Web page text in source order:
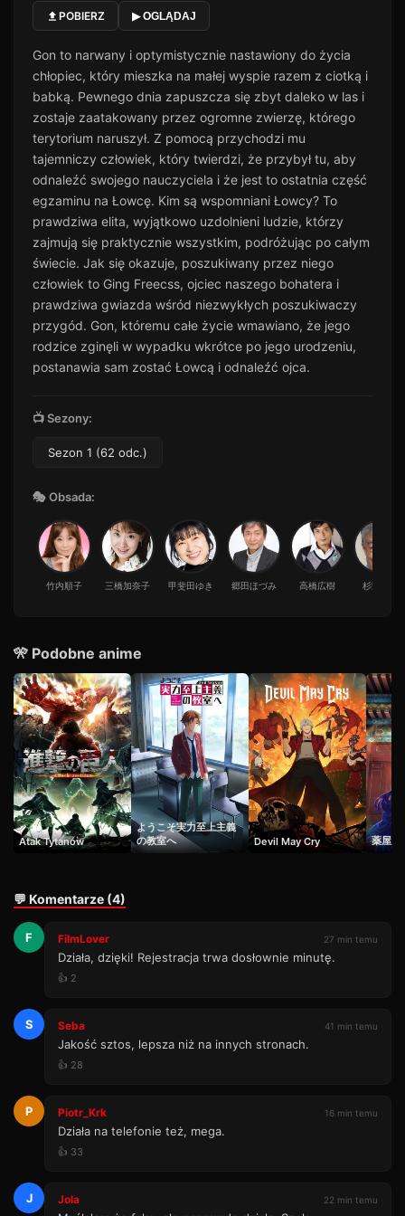
Odcinek 11
25 min · Sezon 1
12
30 min · Sezon 1
13 Odcinek 13
25 min · Sezon 1
14 Odcinek 14
39 min · Sezon 1
15
36 min · Sezon 1
16 Odcinek 16
38 min · Sezon 1
Odcinek 17
54 min · Sezon 1
18 Odcinek 18
40 min · Sezon 1
19
22 min · Sezon 1
Odcinek 20
21 Odcinek 21
22 Odcinek 22
34 min · Sezon 1
Odcinek 23
24
30 min · Sezon 1
25 Odcinek 25
45 min · Sezon 1
26 Odcinek 26
39 min · Sezon 1
27 Odcinek 27
50 min · Sezon 1
28 Odcinek 28
28 min · Sezon 1
28 min · Sezon 1
30
32 min · Sezon 1
Odcinek 31
32 Odcinek 32
40 min · Sezon 1
Odcinek 33
34 Odcinek 34
41 min · Sezon 1
POBIERZ ▶ OGLĄDAJ
Gon to narwany i optymistycznie nastawiony do życia
chłopiec, który mieszka na małej wyspie razem z ciotką i
babką. Pewnego dnia zapuszcza się zbyt daleko w las i
zostaje zaatakowany przez ogromne zwierzę, którego
terytorium naruszył. Z pomocą przychodzi mu
tajemniczy człowiek, który twierdzi, że przybył tu, aby
odnaleźć swojego nauczyciela i że jest to ostatnia część
egzaminu na Łowcę. Kim są wspomniani Łowcy? To
prawdziwa elita, wyjątkowo uzdolnieni ludzie, którzy
zajmują się praktycznie wszystkim, podróżując po całym
świecie. Jak się okazuje, poszukiwany przez niego
człowiek to Ging Freecss, ojciec naszego bohatera i
prawdziwa gwiazda wśród niezwykłych poszukiwaczy
przygód. Gon, któremu całe życie wmawiano, że jego
rodzice zginęli w wypadku wkrótce po jego urodzeniu,
postanawia sam zostać Łowcą i odnaleźć ojca.
📺 Sezony:
Sezon 1 (62 odc.)
🎭 Obsada:
竹内順子 三橋加奈子 甲斐田ゆき 郷田ほづみ 高橋広樹 杉野博臣
🎌 Podobne anime
Atak Tytanów
ようこそ実力至上主義
の教室へ
Devil May Cry 薬屋の
💬 Komentarze (4)
F FilmLover 27 min temu
Działa, dzięki! Rejestracja trwa dosłownie minutę.
👍 2
S Seba 41 min temu
Jakość sztos, lepsza niż na innych stronach.
👍 28
P Piotr_Krk 16 min temu
Działa na telefonie też, mega.
👍 33
J Jola 22 min temu